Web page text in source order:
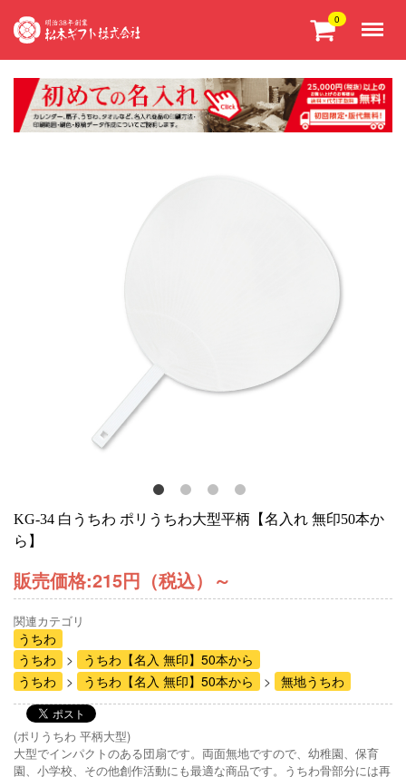
0
KG-34 白うちわ ポリうちわ大型平柄【名入れ 無印50本か
ら】
販売価格:215円（税込） ～
関連カテゴリ
うちわ
うちわ
うちわ【名入 無印】50本から
うちわ
うちわ【名入 無印】50本から 無地うちわ
(ポリうちわ 平柄大型)
大型でインパクトのある団扇です。両面無地ですので、幼稚園、保育
園、小学校、その他創作活動にも最適な商品です。うちわ骨部分には再